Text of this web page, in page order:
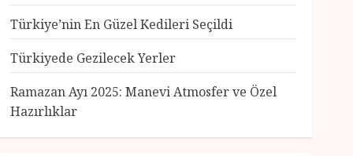
Türkiye’nin En Güzel Kedileri Seçildi
Türkiyede Gezilecek Yerler
Ramazan Ayı 2025: Manevi Atmosfer ve Özel
Hazırlıklar
3
Genel
Türkiye’nin En Güzel
Kedileri Seçildi